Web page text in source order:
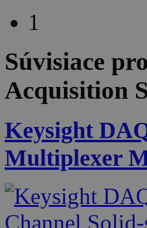
1
Súvisiace
Acquisition
Keysight
Multiplexer